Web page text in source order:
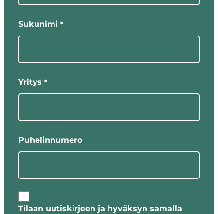
Sukunimi *
Yritys *
Puhelinnumero
Tilaan uutiskirjeen ja hyväksyn samalla